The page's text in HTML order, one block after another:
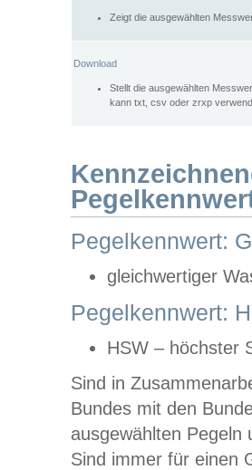
Zeigt die ausgewählten
Download
Stellt die ausgewählten
kann txt, csv oder zrxp
Pegelkennwert:
gleichwertiger
Pegelkennwert:
HSW – höchster
Sind in
Bundes mit den
ausgewählten
Sind immer für einen